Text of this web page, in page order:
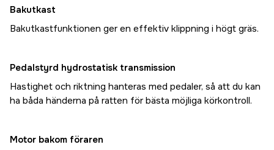
Bakutkast
Bakutkastfunktionen ger en effektiv klippning i högt gräs.
Pedalstyrd hydrostatisk transmission
Hastighet och riktning hanteras med pedaler, så att du kan
ha båda händerna på ratten för bästa möjliga körkontroll.
Motor bakom föraren